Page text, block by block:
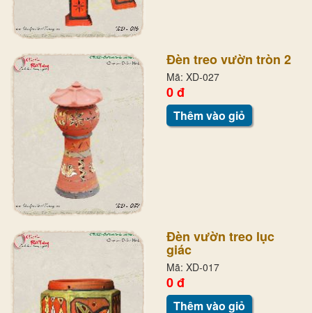
Đèn treo vườn tròn 2
Mã: XD-027
0 đ
Thêm vào giỏ
Đèn vườn treo lục
giác
Mã: XD-017
0 đ
Thêm vào giỏ